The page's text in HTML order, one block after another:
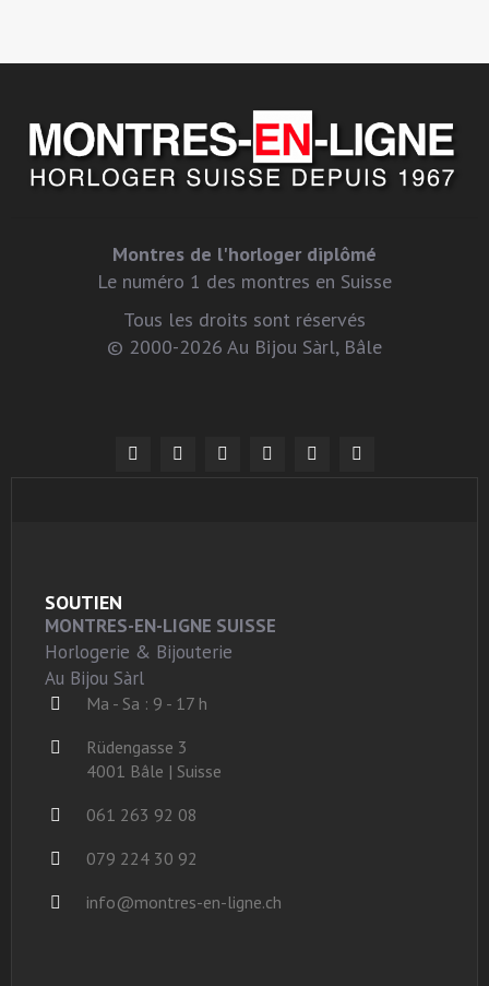
Montres de l'horloger diplômé
Le numéro 1 des montres en Suisse
Tous les droits sont réservés
© 2000-2026 Au Bijou Sàrl, Bâle
SOUTIEN
MONTRES-EN-LIGNE SUISSE
Horlogerie & Bijouterie
Au Bijou Sàrl
Ma - Sa : 9 - 17 h
Rüdengasse 3
4001 Bâle | Suisse
061 263 92 08
079 224 30 92
info@montres-en-ligne.ch